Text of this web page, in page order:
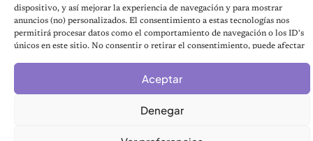
dispositivo, y así mejorar la experiencia de navegación y para mostrar
anuncios (no) personalizados. El consentimiento a estas tecnologías nos
permitirá procesar datos como el comportamiento de navegación o los ID's
únicos en este sitio. No consentir o retirar el consentimiento, puede afectar
Aceptar
Denegar